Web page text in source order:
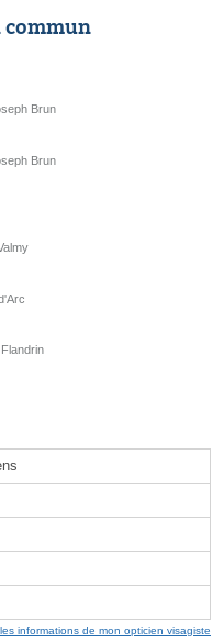
Brun
Brun
informations de mon opticien visagiste